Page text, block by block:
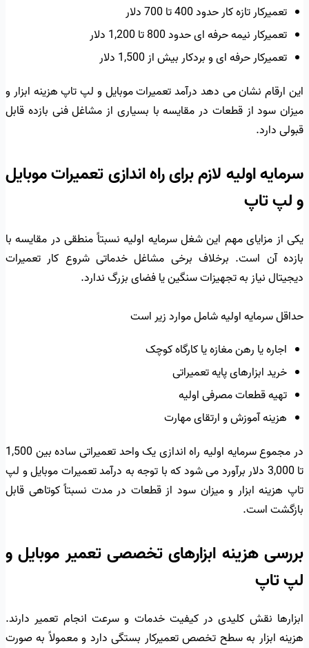
تعمیرکار تازه کار حدود 400 تا 700 دلار
تعمیرکار نیمه حرفه ای حدود 800 تا 1,200 دلار
تعمیرکار حرفه ای و بردکار بیش از 1,500 دلار
این ارقام نشان می دهد درآمد تعمیرات موبایل و لپ تاپ هزینه ابزار و
میزان سود از قطعات در مقایسه با بسیاری از مشاغل فنی بازده قابل
قبولی دارد.
سرمایه اولیه لازم برای راه اندازی تعمیرات موبایل
و لپ تاپ
یکی از مزایای مهم این شغل سرمایه اولیه نسبتاً منطقی در مقایسه با
بازده آن است. برخلاف برخی مشاغل خدماتی شروع کار تعمیرات
دیجیتال نیاز به تجهیزات سنگین یا فضای بزرگ ندارد.
حداقل سرمایه اولیه شامل موارد زیر است
اجاره یا رهن مغازه یا کارگاه کوچک
خرید ابزارهای پایه تعمیراتی
تهیه قطعات مصرفی اولیه
هزینه آموزش و ارتقای مهارت
در مجموع سرمایه اولیه راه اندازی یک واحد تعمیراتی ساده بین 1,500
تا 3,000 دلار برآورد می شود که با توجه به درآمد تعمیرات موبایل و لپ
تاپ هزینه ابزار و میزان سود از قطعات در مدت نسبتاً کوتاهی قابل
بازگشت است.
بررسی هزینه ابزارهای تخصصی تعمیر موبایل و
لپ تاپ
ابزارها نقش کلیدی در کیفیت خدمات و سرعت انجام تعمیر دارند.
هزینه ابزار به سطح تخصص تعمیرکار بستگی دارد و معمولاً به صورت